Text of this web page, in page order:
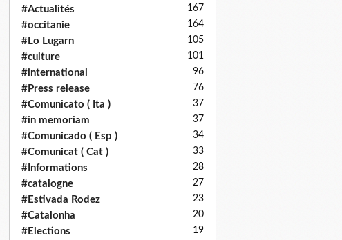
#Actualités 167
#occitanie 164
#Lo Lugarn 105
#culture 101
#international 96
#Press release 76
#Comunicato ( Ita ) 37
#in memoriam 37
#Comunicado ( Esp ) 34
#Comunicat ( Cat ) 33
#Informations 28
#catalogne 27
#Estivada Rodez 23
#Catalonha 20
#Elections 19